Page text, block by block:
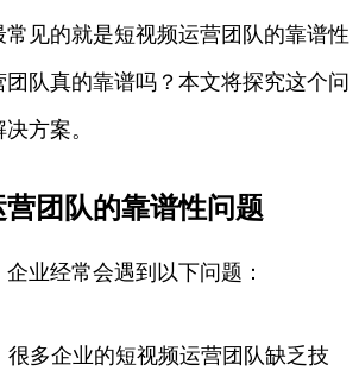
见的就是短视频运营团队的靠谱性
队真的靠谱吗？本文将探究这个问
方案。
团队的靠谱性问题
业经常会遇到以下问题：
很多企业的短视频运营团队缺乏技